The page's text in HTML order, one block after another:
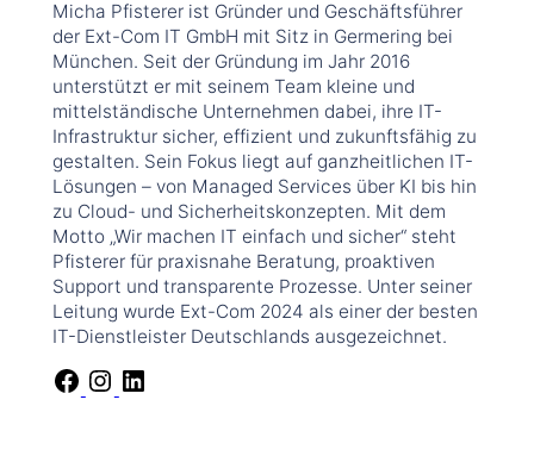
Micha Pfisterer ist Gründer und Geschäftsführer
der Ext-Com IT GmbH mit Sitz in Germering bei
München. Seit der Gründung im Jahr 2016
unterstützt er mit seinem Team kleine und
mittelständische Unternehmen dabei, ihre IT-
Infrastruktur sicher, effizient und zukunftsfähig zu
gestalten. Sein Fokus liegt auf ganzheitlichen IT-
Lösungen – von Managed Services über KI bis hin
zu Cloud- und Sicherheitskonzepten. Mit dem
Motto „Wir machen IT einfach und sicher“ steht
Pfisterer für praxisnahe Beratung, proaktiven
Support und transparente Prozesse. Unter seiner
Leitung wurde Ext-Com 2024 als einer der besten
IT-Dienstleister Deutschlands ausgezeichnet.
F
a
n